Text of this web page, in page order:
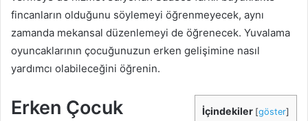
fincanların olduğunu söylemeyi öğrenmeyecek, aynı
zamanda mekansal düzenlemeyi de öğrenecek. Yuvalama
oyuncaklarının çocuğunuzun erken gelişimine nasıl
yardımcı olabileceğini öğrenin.
İçindekiler [göster]
Erken Çocuk